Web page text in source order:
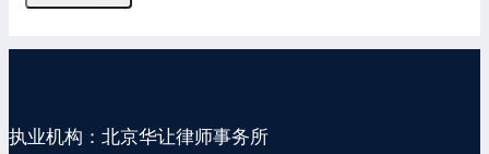
执业机构：北京华让律师事务所